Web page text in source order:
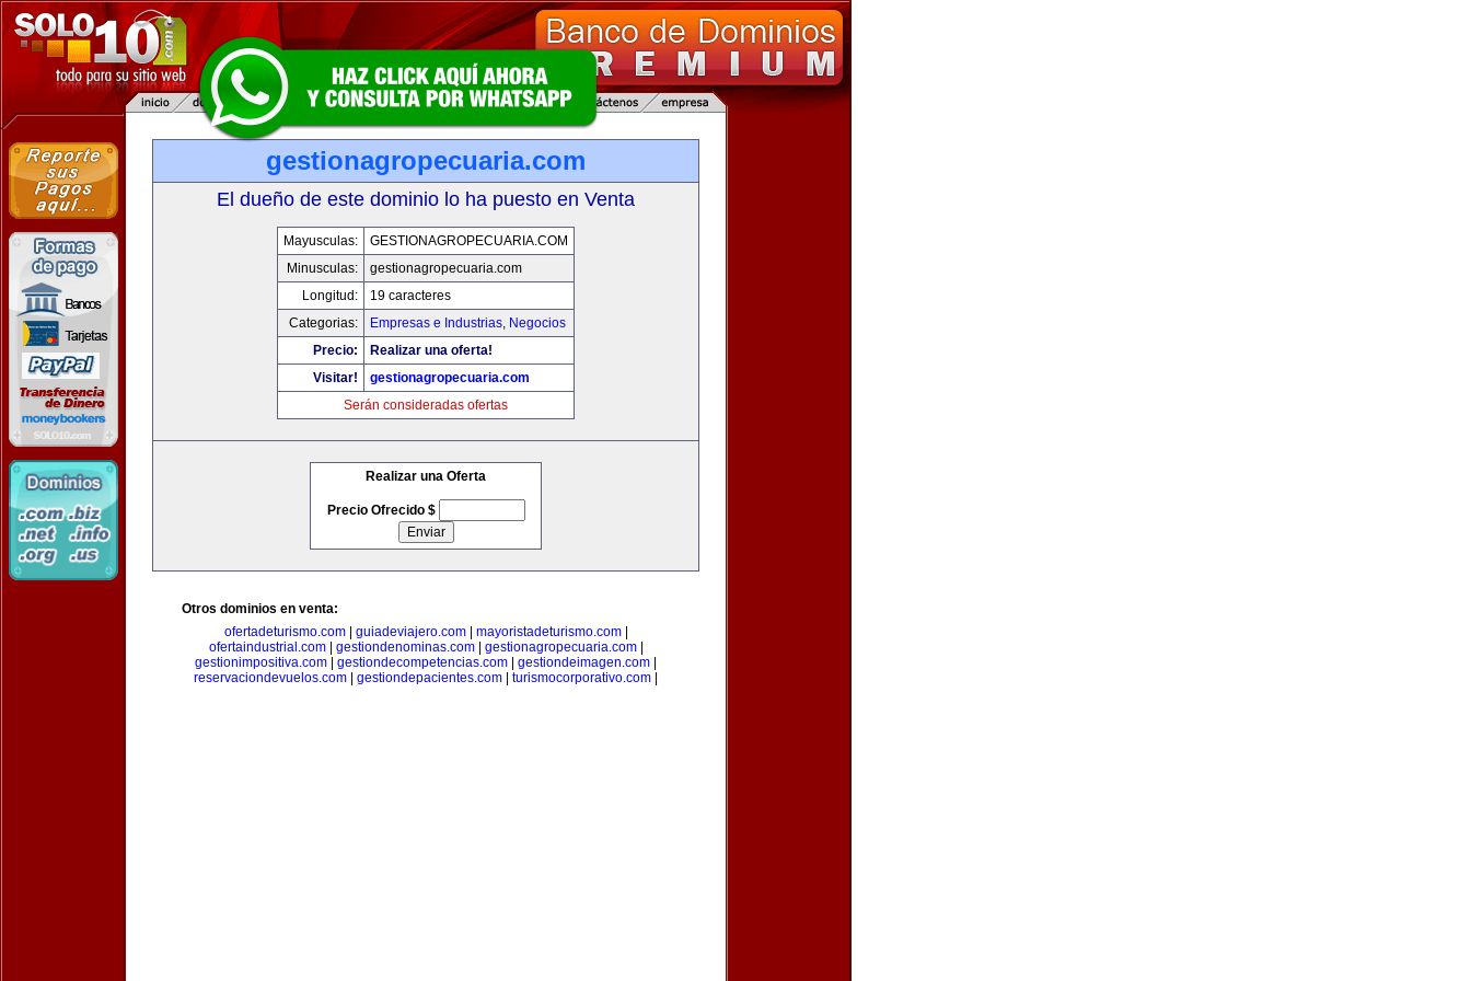
gestionagropecuaria.com
El dueño de este dominio lo ha puesto en Venta
Mayusculas:
GESTIONAGROPECUARIA.COM
Minusculas:
gestionagropecuaria.com
Longitud:
19 caracteres
Categorias:
Empresas e Industrias, Negocios
Precio:
Realizar una oferta!
Visitar!
gestionagropecuaria.com
Serán consideradas ofertas
Realizar una Oferta
Precio Ofrecido $
Otros dominios en venta:
ofertadeturismo.com| guiadeviajero.com| mayoristadeturismo.com|
ofertaindustrial.com| gestiondenominas.com| gestionagropecuaria.com|
gestionimpositiva.com
gestiondecompetencias.com gestiondeimagen.com
reservaciondevuelos.com
gestiondepacientes.com turismocorporativo.com